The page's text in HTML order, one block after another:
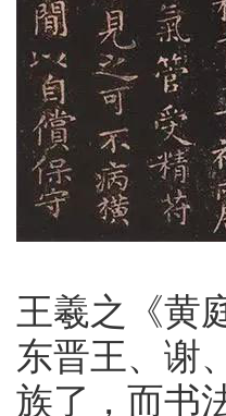
王羲之《黄
东晋王、谢
族了，而书